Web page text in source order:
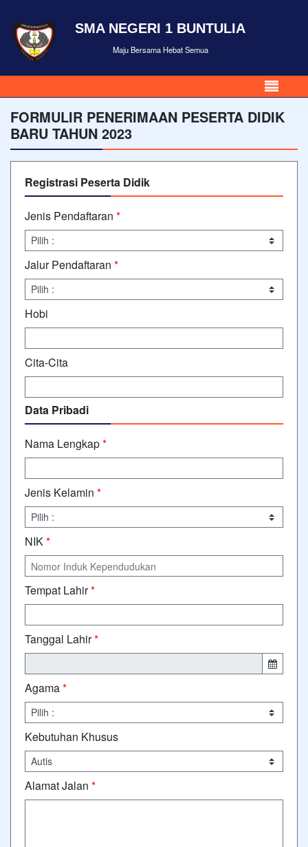
SMA NEGERI 1 BUNTULIA
Maju Bersama Hebat Semua
FORMULIR PENERIMAAN PESERTA DIDIK
BARU TAHUN 2023
Registrasi Peserta Didik
Jenis Pendaftaran *
Jalur Pendaftaran *
Hobi
Cita-Cita
Data Pribadi
Nama Lengkap*
Jenis Kelamin *
NIK*
Tempat Lahir*
Tanggal Lahir*
Agama*
Kebutuhan Khusus
Alamat Jalan *